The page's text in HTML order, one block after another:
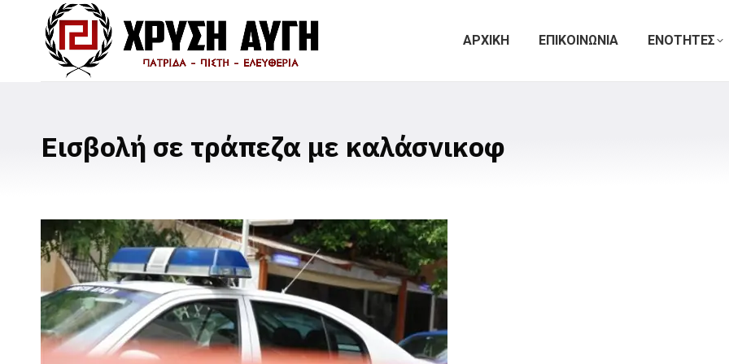
ΑΡΧΙΚΗ ΕΠΙΚΟΙΝΩΝΙΑ ΕΝΟΤΗΤΕΣ
Εισβολή σε τράπεζα με καλάσνικοφ